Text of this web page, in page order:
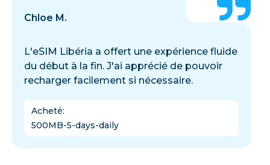
Chloe M.
L'eSIM Libéria a offert une expérience fluide
du début à la fin. J'ai apprécié de pouvoir
recharger facilement si nécessaire.
Acheté:
500MB-5-days-daily